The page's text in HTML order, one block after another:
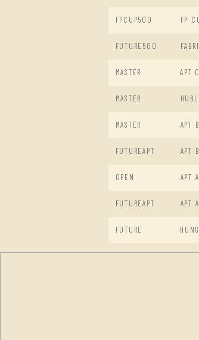
FPCUP500 FP
FUTURE500
MASTER APT
MASTER
MASTER APT
FUTUREAPT APT
OPEN APT
FUTUREAPT APT
FUTURE